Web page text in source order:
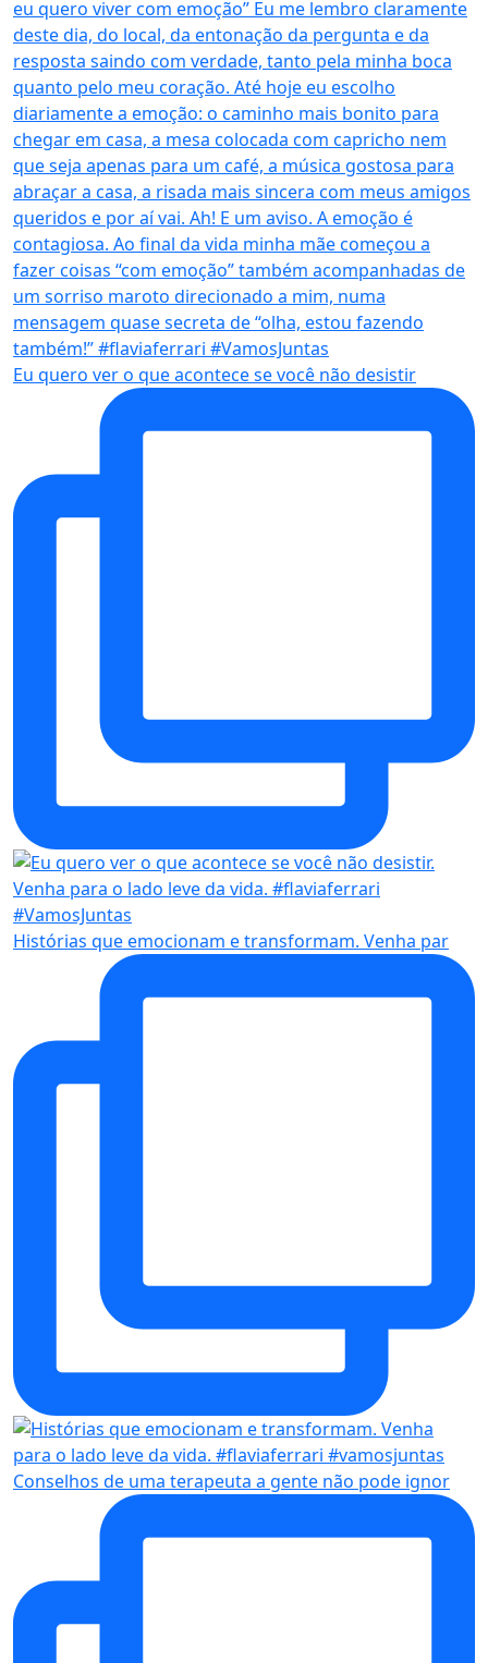
Eu quero ver o que acontece se você não desistir
Histórias que emocionam e transformam. Venha par
Conselhos de uma terapeuta a gente não pode ignor